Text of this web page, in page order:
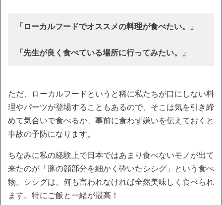
「ローカルフードでオススメの料理が食べたい。」
「先生が良く食べている場所に行ってみたい。」
ただ、ローカルフードというと稀に私たちが口にしない料
理やパーツが登場することもあるので、そこは気を引き締
めて気合いで食べるか、事前に食わず嫌いを伝えておくと
事故の予防になります。
ちなみに私の経験上で日本ではあまり食べないモノが出て
来たのが「豚の顔部分を細かく砕いたシシグ」という食べ
物。シシグは、何も言われなければ全然美味しく食べられ
ます。特にご飯と一緒が最高！